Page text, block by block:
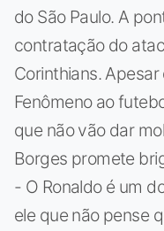
do São Paulo. A
contratação do
Corinthians.
Fenômeno ao
que não vão dar
Borges promete
- O Ronaldo é um
ele que não pense